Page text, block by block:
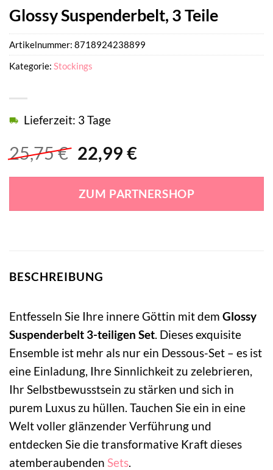
Glossy Suspenderbelt, 3 Teile
25,75€ Ursprünglicher
war:
25,75 €
22,99 €Aktueller
ist:
22,99 €.
Lieferzeit: 3 Tage
ZUM PARTNERSHOP
Artikelnummer: 8718924238899
Kategorie: Stockings
BESCHREIBUNG
Entfesseln Sie Ihre innere Göttin mit dem Glossy
Suspenderbelt 3-teiligen Set . Dieses exquisite
Ensemble ist mehr als nur ein Dessous-Set – es ist
eine Einladung, Ihre Sinnlichkeit zu zelebrieren,
Ihr Selbstbewusstsein zu stärken und sich in
purem Luxus zu hüllen. Tauchen Sie ein in eine
Welt voller glänzender Verführung und
entdecken Sie die transformative Kraft dieses
atemberaubenden Sets